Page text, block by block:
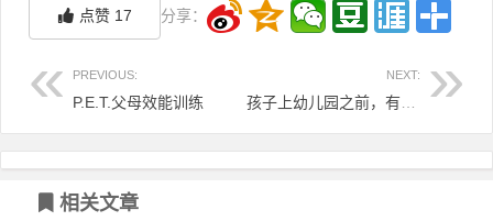
点赞 17 分享：
PREVIOUS:
P.E.T.父母效能训练
NEXT:
孩子上幼儿园之前，有必要上亲子班吗？
相关文章